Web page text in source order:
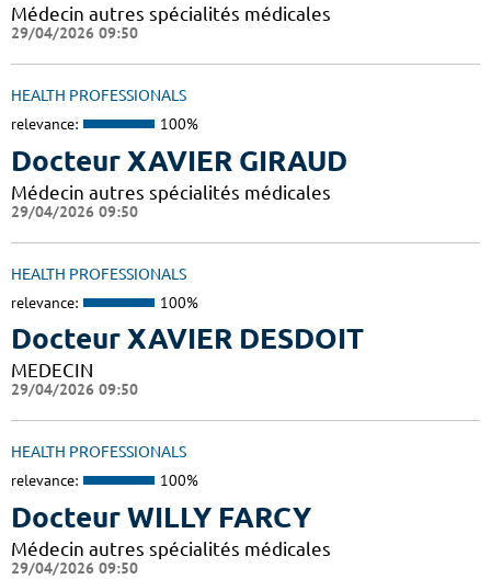
Médecin autres spécialités médicales
29/04/2026 09:50
HEALTH PROFESSIONALS
relevance: 100%
Docteur XAVIER GIRAUD
Médecin autres spécialités médicales
29/04/2026 09:50
HEALTH PROFESSIONALS
relevance: 100%
Docteur XAVIER DESDOIT
MEDECIN
29/04/2026 09:50
HEALTH PROFESSIONALS
relevance: 100%
Docteur WILLY FARCY
Médecin autres spécialités médicales
29/04/2026 09:50